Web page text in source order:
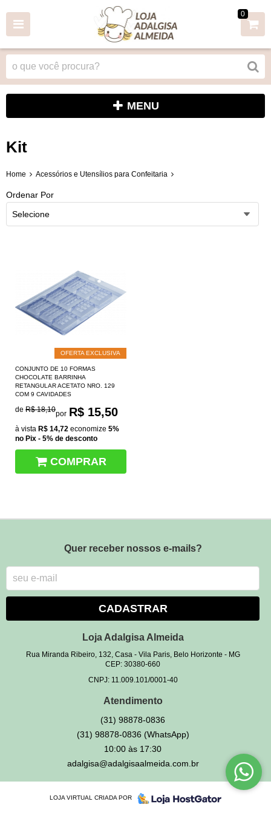
0
MENU
Kit
Home Acessórios e Utensílios para Confeitaria
Ordenar Por
Selecione
OFERTA EXCLUSIVA
CONJUNTO DE 10 FORMAS
CHOCOLATE BARRINHA
RETANGULAR ACETATO NRO. 129
COM 9 CAVIDADES
de R$ 18,10por R$ 15,50
à vista R$ 14,72 economize 5%
no Pix - 5% de desconto
COMPRAR
Quer receber nossos e-mails?
CADASTRAR
Loja Adalgisa Almeida
Rua Miranda Ribeiro, 132, Casa - Vila Paris, Belo Horizonte - MG
CEP: 30380-660
CNPJ: 11.009.101/0001-40
Atendimento
(31) 98878-0836
(31) 98878-0836 (WhatsApp)
10:00 às 17:30
adalgisa@adalgisaalmeida.com.br
LOJA VIRTUAL CRIADA POR